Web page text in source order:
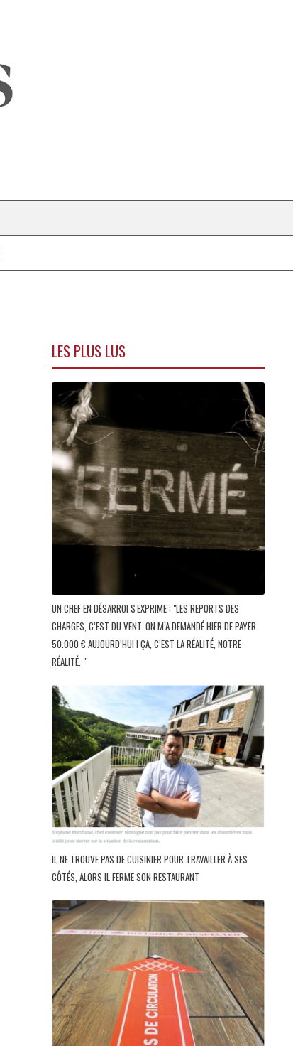
LES PLUS LUS
UN CHEF EN DÉSARROI S'EXPRIME : "LES REPORTS DES
CHARGES, C’EST DU VENT. ON M’A DEMANDÉ HIER DE PAYER
50.000 € AUJOURD’HUI ! ÇA, C’EST LA RÉALITÉ, NOTRE
RÉALITÉ. "
IL NE TROUVE PAS DE CUISINIER POUR TRAVAILLER À SES
CÔTÉS, ALORS IL FERME SON RESTAURANT